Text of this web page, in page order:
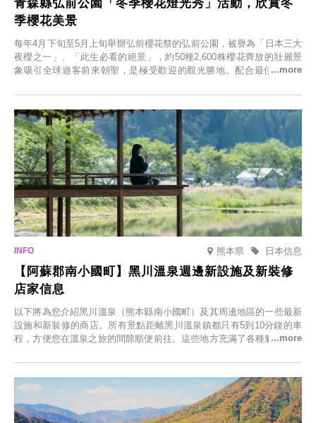
青森縣弘前公園「冬季櫻花燈光秀」活動，欣賞冬
季櫻花美景
每年4月下旬至5月上旬舉辦弘前櫻花祭的弘前公園，被譽為「日本三大
夜櫻之一」、「此生必看的絕景」，約50種2,600株櫻花齊放的壯麗景
象吸引全球遊客前來朝聖，是極受歡迎的觀光勝地。配合最佳觀雪時
「冬季櫻花燈光秀」。
熊本県 日本信息
【阿蘇郡南小國町】黑川溫泉週邊新設施及新裝修
店家信息
以下將為您介紹黑川溫泉（熊本縣南小國町）及其周邊地區的一些最新
設施和新裝修的商店。所有景點距離黑川溫泉鎮都只有5到10分鐘的車
程，方便您在溫泉之旅的間隙順便前往。這些地方充滿了各種魅力，包
食材的餐廳。讓您體驗黑川溫泉的全新樂趣。